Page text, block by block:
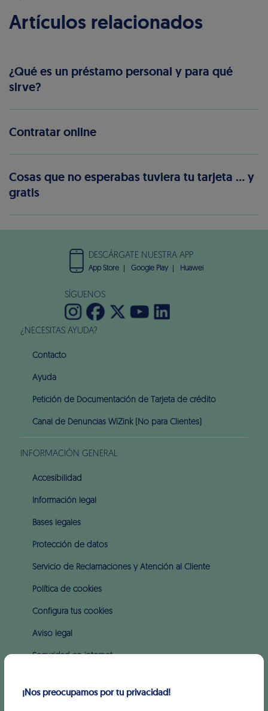
Artículos relacionados
¿Qué es un préstamo personal y para qué
sirve?
Contratar online
Cosas que no esperabas tuviera tu tarjeta … y
gratis
¿NECESITAS AYUDA?
Contacto
Ayuda
Petición de Documentación de Tarjeta de crédito
Canal de Denuncias WiZink (No para Clientes)
INFORMACIÓN GENERAL
Accesibilidad
Información legal
Bases legales
Protección de datos
Servicio de Reclamaciones y Atención al Cliente
Política de cookies
Configura tus cookies
Aviso legal
Seguridad en internet
DESCÁRGATE NUESTRA APP
App Store Google Play Huawei
SÍGUENOS
¡Nos preocupamos por tu privacidad!